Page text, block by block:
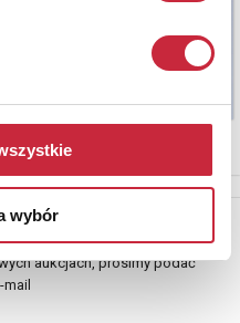
wybór
aukcjach, prosimy podać
mail